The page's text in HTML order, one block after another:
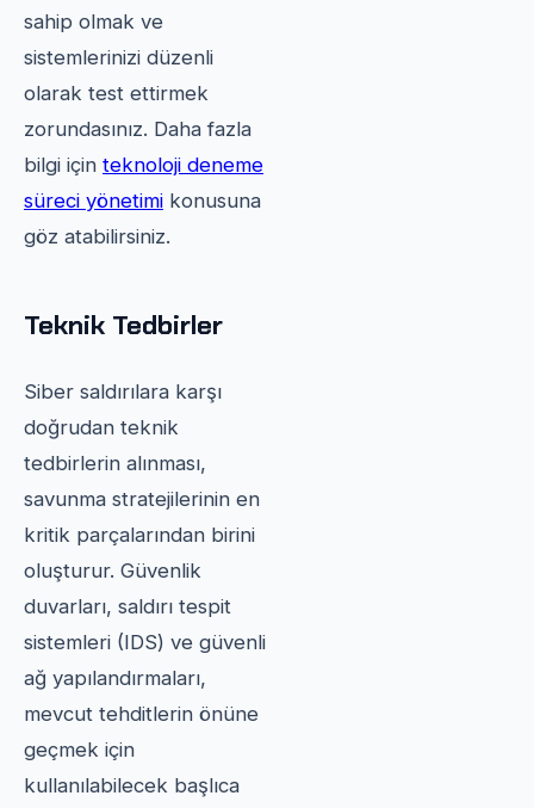
sahip olmak ve
sistemlerinizi düzenli
olarak test ettirmek
zorundasınız. Daha fazla
bilgi için teknoloji deneme
süreci yönetimi konusuna
göz atabilirsiniz.
Teknik Tedbirler
Siber saldırılara karşı
doğrudan teknik
tedbirlerin alınması,
savunma stratejilerinin en
kritik parçalarından birini
oluşturur. Güvenlik
duvarları, saldırı tespit
sistemleri (IDS) ve güvenli
ağ yapılandırmaları,
mevcut tehditlerin önüne
geçmek için
kullanılabilecek başlıca